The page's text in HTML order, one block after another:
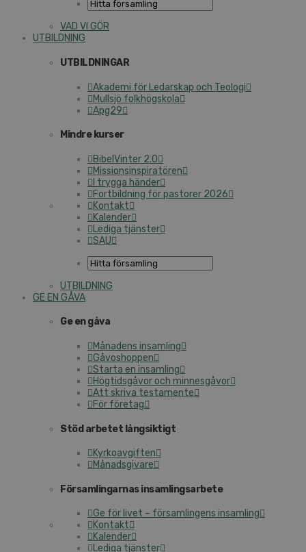
VAD VI GÖR
UTBILDNING
UTBILDNINGAR
Akademi för Ledarskap och Teologi
Mullsjö folkhögskola
Apg29
Mindre kurser
BibelVinter 2.0
Missionsinspiratören
I trygga händer
Fortbildning för pastorer 2026
Kontakt
Kalender
Lediga tjänster
SAU
UTBILDNING
GE EN GÅVA
Ge en gåva
Månadens insamling
Gåvoshoppen
Starta en insamling
Högtidsgåvor och minnesgåvor
Att skriva testamente
För företag
Stöd arbetet långsiktigt
Kyrkoavgiften
Månadsgivare
Församlingarnas insamlingsarbete
Ge för livet – församlingens insamling
Kontakt
Kalender
Lediga tjänster